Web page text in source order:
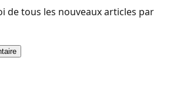
de tous les nouveaux articles par